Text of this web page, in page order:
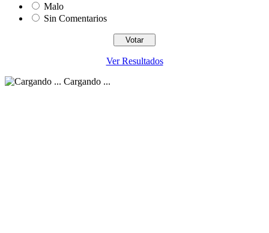
Malo
Sin Comentarios
Ver Resultados
Cargando ...